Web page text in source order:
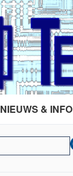
NIEUWS & INFO